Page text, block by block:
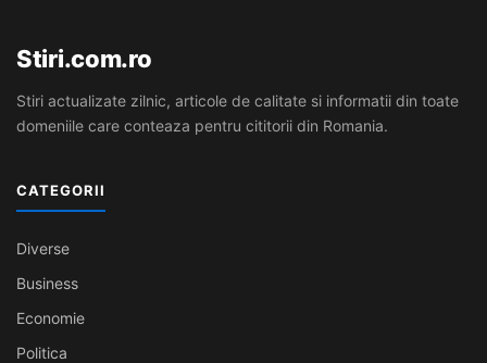
Stiri.com.ro
Stiri actualizate zilnic, articole de calitate si informatii din toate
domeniile care conteaza pentru cititorii din Romania.
CATEGORII
Diverse
Business
Economie
Politica